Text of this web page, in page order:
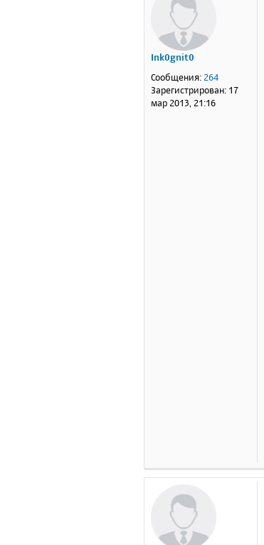
Ink0gnit0
Сообщения: 264
Зарегистрирован: 17
мар 2013, 21:16